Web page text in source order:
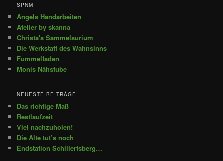
SPNM
Angels Handarbeiten
Atelier by skanna
Christa's Sammelsurium
Die Werkstatt des Wahnsinns
Fummelfaden
Monis Nähstube
NEUESTE BEITRÄGE
Das richtige Maß
Restlaufzeit
Viel nachzuholen!
Die Alte tut’s noch
Endstation Schillertsberg…